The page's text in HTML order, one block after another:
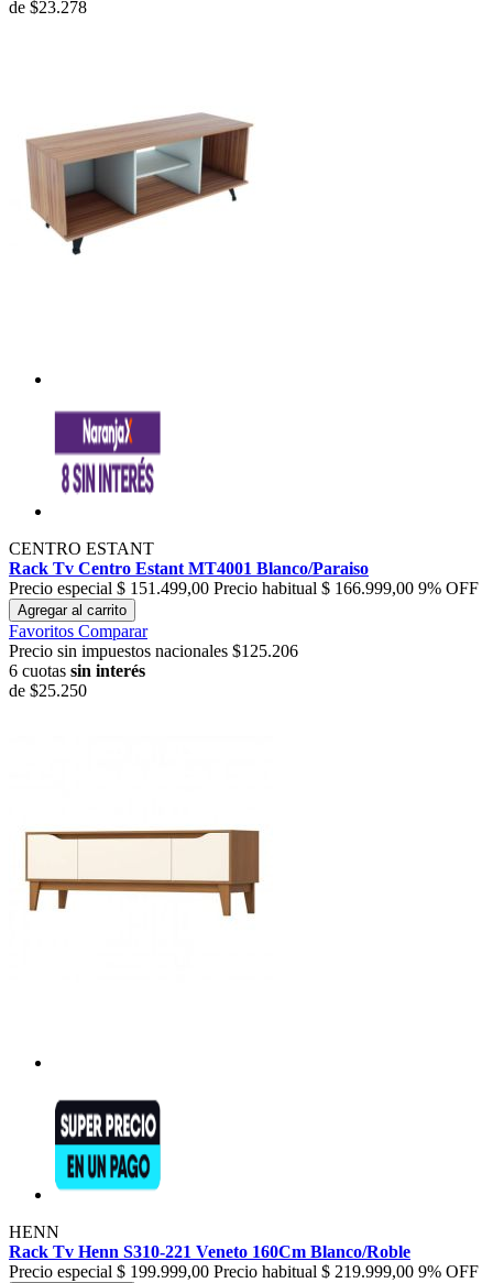
de $23.278
CENTRO ESTANT
Rack Tv Centro Estant MT4001 Blanco/Paraiso
Precio especial $ 151.499,00 Precio habitual $ 166.999,00 9% OFF
Agregar al carrito
Favoritos Comparar
Precio sin impuestos nacionales $125.206
6 cuotas sin interés
de $25.250
HENN
Rack Tv Henn S310-221 Veneto 160Cm Blanco/Roble
Precio especial $ 199.999,00 Precio habitual $ 219.999,00 9% OFF